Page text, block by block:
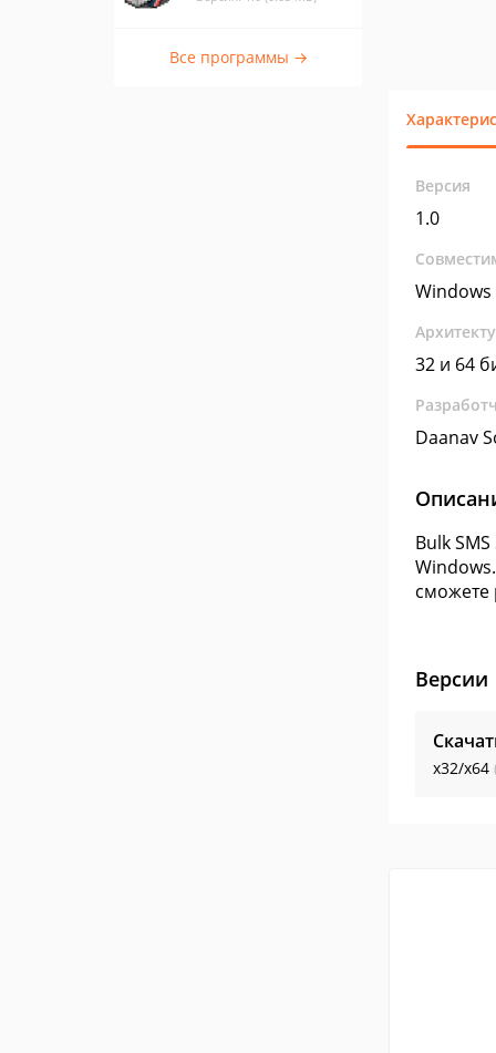
Все программы →
Версия
1.0
Windows
32 и 64
Daanav
Bulk
сможете
Версии
x32/x64